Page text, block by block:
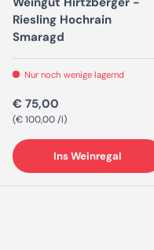
Riesling Hochrain
Smaragd
Nur noch wenige lagernd
Normaler Preis
€ 75,00
Grundpreis
€ 100,00 /l
Ins Weinregal